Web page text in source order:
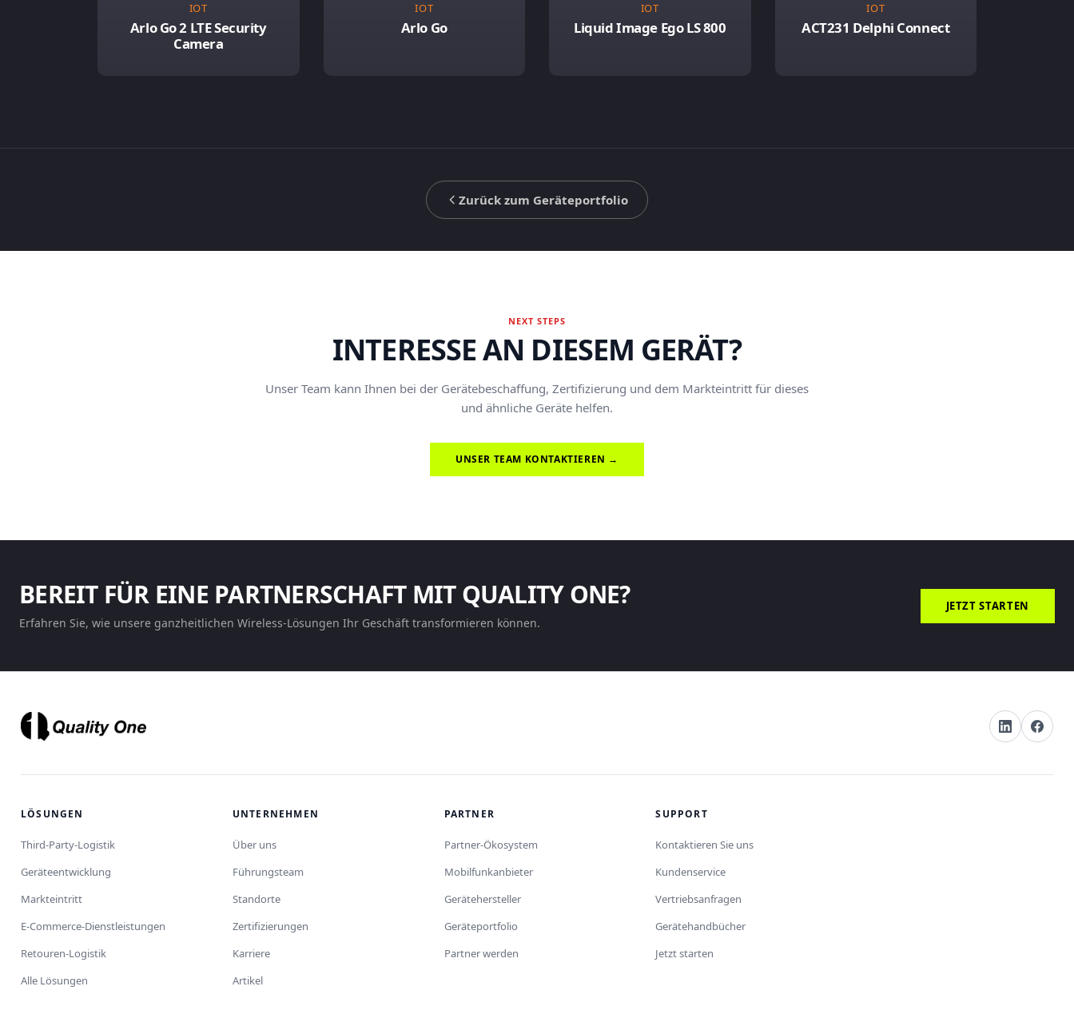
IOT
Arlo Go 2 LTE Security
Camera
IOT
Arlo Go
IOT
Liquid Image Ego LS 800
IOT
ACT231 Delphi Connect
Zurück zum Geräteportfolio
NEXT STEPS
INTERESSE AN DIESEM GERÄT?
Unser Team kann Ihnen bei der Gerätebeschaffung, Zertifizierung und dem Markteintritt für dieses
und ähnliche Geräte helfen.
UNSER TEAM KONTAKTIEREN →
BEREIT FÜR EINE PARTNERSCHAFT MIT QUALITY ONE?
Erfahren Sie, wie unsere ganzheitlichen Wireless-Lösungen Ihr Geschäft transformieren können.
JETZT STARTEN
LÖSUNGEN
Third-Party-Logistik
Geräteentwicklung
Markteintritt
E-Commerce-Dienstleistungen
Retouren-Logistik
Alle Lösungen
UNTERNEHMEN
Über uns
Führungsteam
Standorte
Zertifizierungen
Karriere
Artikel
PARTNER
Partner-Ökosystem
Mobilfunkanbieter
Gerätehersteller
Geräteportfolio
Partner werden
SUPPORT
Kontaktieren Sie uns
Kundenservice
Vertriebsanfragen
Gerätehandbücher
Jetzt starten